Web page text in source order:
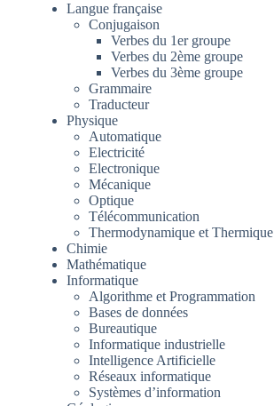
Langue française
Conjugaison
Verbes du 1er groupe
Verbes du 2ème groupe
Verbes du 3ème groupe
Grammaire
Traducteur
Physique
Automatique
Electricité
Electronique
Mécanique
Optique
Télécommunication
Thermodynamique et Thermique
Chimie
Mathématique
Informatique
Algorithme et Programmation
Bases de données
Bureautique
Informatique industrielle
Intelligence Artificielle
Réseaux informatique
Systèmes d’information